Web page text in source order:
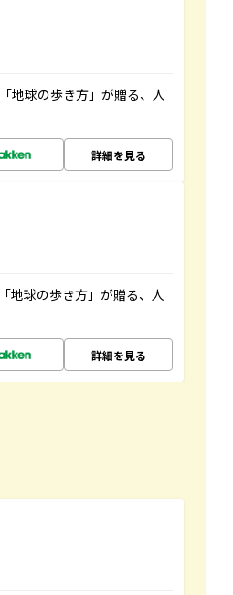
地球の歩き方」が贈る、人
詳細を見る
地球の歩き方」が贈る、人
詳細を見る